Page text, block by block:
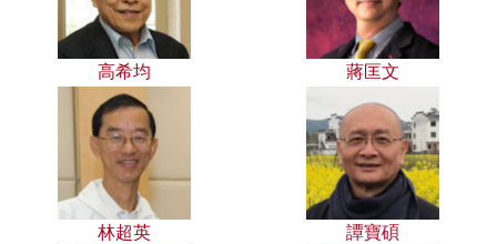
高希均 蔣匡文
林超英 譚寶碩